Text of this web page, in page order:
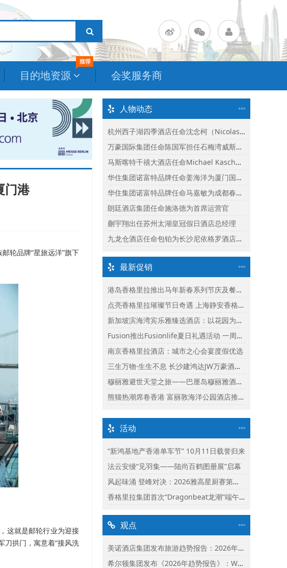
目的地资源 会奖服务商
门港
轮品牌“星旅远洋”旗下
这就是邮轮行业为迎接
刀拱门，寓意着“接风洗
人物动态
杭州西子湖四季酒店任命沈念柯（Nicolas Senes）为酒店总经理
万豪国际集团任命陈国军担任石梅湾威斯汀度假酒店总经理
马斯喀特千禧大酒店任命Michael Kasch为酒店总经理
华住集团诺富特品牌任命姜海洋为厦门国际会议中心诺富特酒店总经理
华住集团诺富特品牌任命马嘉敏为成都春熙路诺富特酒店总经理
朗廷酒店集团任命施洛德为首席运营官
蒯宇翔出任苏州太湖皇冠假日酒店总经理
九龙仓酒店任命包铂为长沙尼依格罗酒店及长沙玛珂酒店区域总经理
最新促销
港岛香格里拉推出马年新春系列节庆及餐饮体验
点亮香格里拉璀璨节日奇遇 上海静安香格里拉推出缤纷献礼
新加坡滨海湾宾乐雅臻选酒店：以花园为幕，共庆新加坡60周年国庆盛宴
Fusion推出Fusionlife夏日礼遇活动 一周年志庆呈献迎新独家假期奖赏
南京香格里拉酒店：城市之心会宴度假优选
三生万物·生生不息 长沙建鸿达JW万豪酒店×Ralph Lauren Polo Earth开启可持续生活旅行美学
穆丽雅避世天堂之旅——巴厘岛穆丽雅酒店独家延住礼遇
熊猫热潮席卷香港 富丽敦海洋公园酒店推出“亲亲大熊猫住宿体验”
活动
“新鸿基地产香港单车节” 10月11日载誉归来
法云安缦“见羽集——陆尚百鹤图册展”启幕
风起味涌 登峰对决：2026雅高星厨赛第二阶段启动
香格里拉集团首次“Dragonbeat龙潮”端午庆典精彩落幕
观点
美诺酒店集团发布旅游趋势报告：2026年市场保持乐观并揭示旅行者渴望联结
希尔顿集团发布《2026年趋势报告》：Whycation成为旅行新趋势